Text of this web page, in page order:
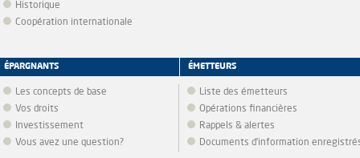
Historique
Coopération internationale
ÉPARGNANTS
Les concepts de base
Vos droits
Investissement
Vous avez une question?
ÉMETTEURS
Liste des émetteurs
Opérations financières
Rappels & alertes
Documents d’information